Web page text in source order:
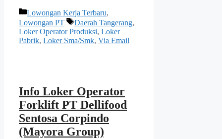
Kategori
Lowongan Kerja Terbaru,
Lowongan PT
Tag
Daerah Tangerang,
Loker Operator Produksi, Loker
Pabrik, Loker Sma/Smk, Via Email
Info Loker Operator
Forklift PT Dellifood
Sentosa Corpindo
(Mayora Group)